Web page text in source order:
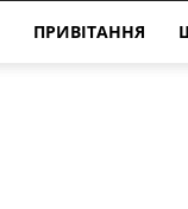
ПРИВІТАННЯ